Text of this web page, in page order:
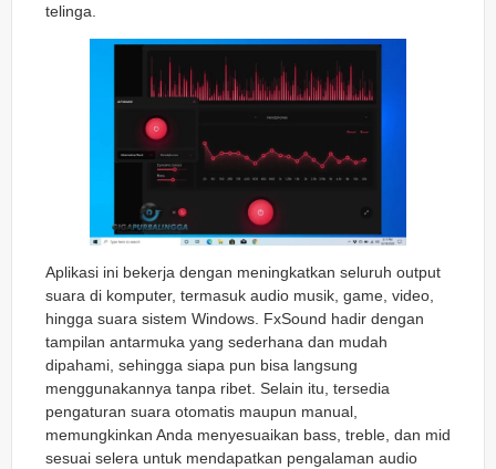
telinga.
Aplikasi ini bekerja dengan meningkatkan seluruh output
suara di komputer, termasuk audio musik, game, video,
hingga suara sistem Windows. FxSound hadir dengan
tampilan antarmuka yang sederhana dan mudah
dipahami, sehingga siapa pun bisa langsung
menggunakannya tanpa ribet. Selain itu, tersedia
pengaturan suara otomatis maupun manual,
memungkinkan Anda menyesuaikan bass, treble, dan mid
sesuai selera untuk mendapatkan pengalaman audio